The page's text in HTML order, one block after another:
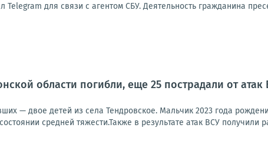
для связи с агентом СБУ. Деятельность гражданина
области погибли, еще 25 пострадали от
— двое детей из села Тендровское. Мальчик 2023 года
средней тяжести.Также в результате атак ВСУ получили